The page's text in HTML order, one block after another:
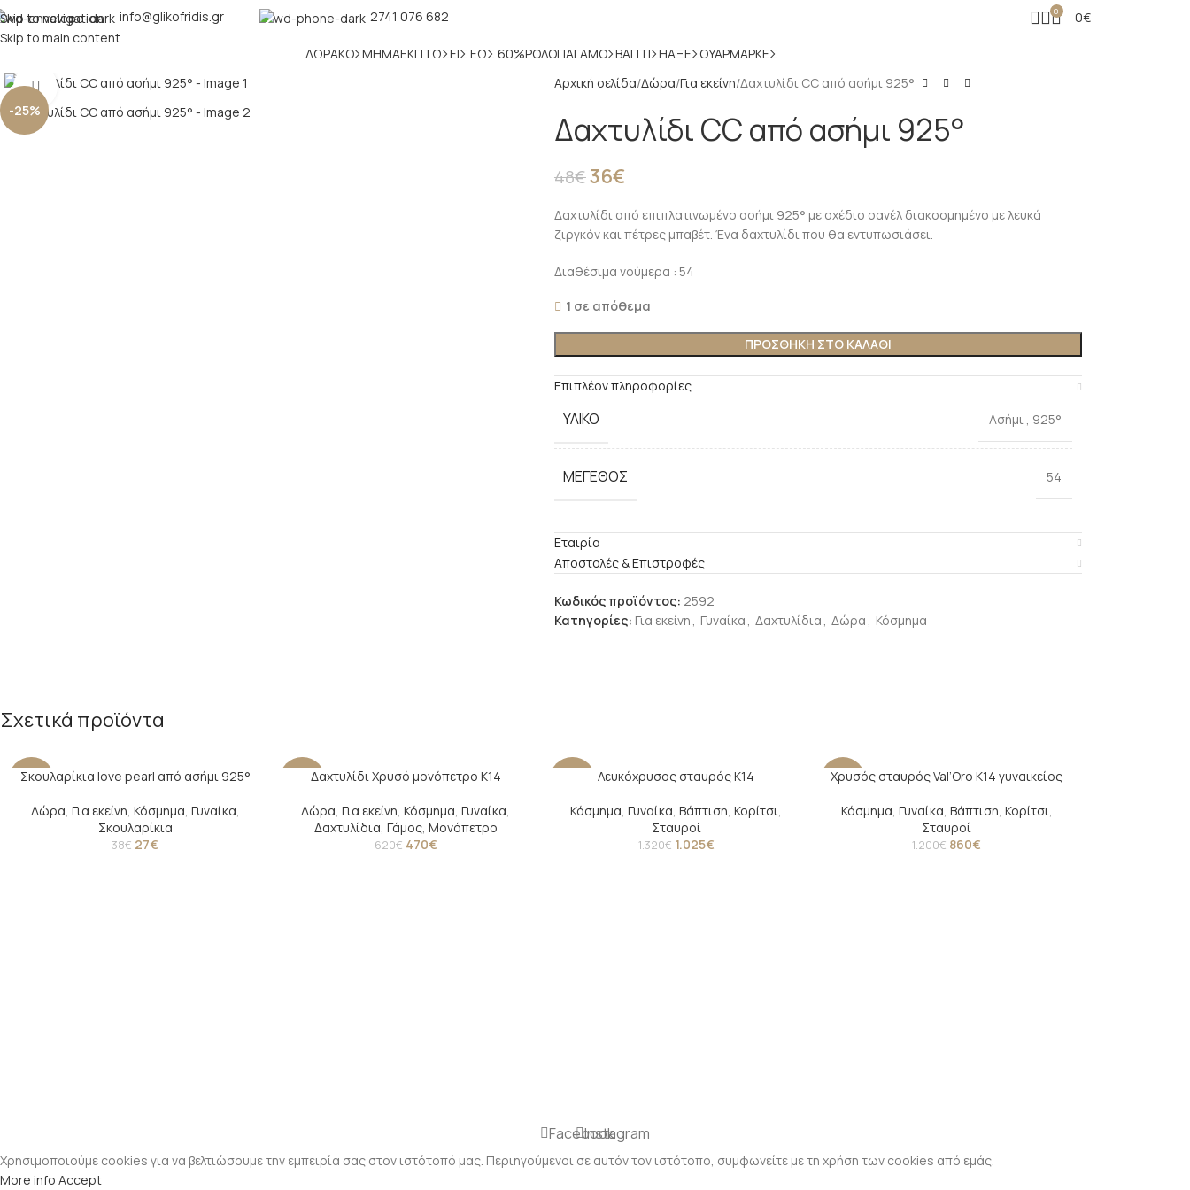
Skip to navigation
Skip to main content
info@glikofridis.gr 2741 076 682 0 0€
ΔΏΡΑΚΌΣΜΗΜΑΕΚΠΤΏΣΕΙΣ ΈΩΣ 60%ΡΟΛΌΓΙΑΓΆΜΟΣΒΆΠΤΙΣΗΑΞΕΣΟΥΆΡΜΑΡΚΕΣ
-25%
Click to enlarge Αρχική σελίδα Δώρα Για εκείνη Δαχτυλίδι CC από ασήμι 925°
Δαχτυλίδι CC από ασήμι 925°
48€36€
Δαχτυλίδι από επιπλατινωμένο ασήμι 925° με σχέδιο σανέλ διακοσμημένο με λευκά
ζιργκόν και πέτρες μπαβέτ. Ένα δαχτυλίδι που θα εντυπωσιάσει.
Διαθέσιμα νούμερα : 54
1 σε απόθεμα
ΠΡΟΣΘΉΚΗ ΣΤΟ ΚΑΛΆΘΙ
Επιπλέον πληροφορίες
ΥΛΙΚΌ Ασήμι , 925°
ΜΈΓΕΘΟΣ 54
Εταιρία
Αποστολές & Επιστροφές
Κωδικός προϊόντος: 2592
Κατηγορίες: Για εκείνη , Γυναίκα , Δαχτυλίδια , Δώρα , Κόσμημα
Σχετικά προϊόντα
-29%
Σκουλαρίκια love pearl από ασήμι 925°
Δώρα, Για εκείνη, Κόσμημα, Γυναίκα,
Σκουλαρίκια
38€ 27€
-24%Δαχτυλίδι Χρυσό μονόπετρο Κ14
Δώρα,Για εκείνη,Κόσμημα,Γυναίκα,
Δαχτυλίδια, Γάμος, Μονόπετρο
620€ 470€
Λευκόχρυσος σταυρός Κ14
Κόσμημα,Γυναίκα,Βάπτιση,Κορίτσι,
Σταυροί
1.320€ 1.025€
-28%
Χρυσός σταυρός Val’Oro Κ14 γυναικείος
Κόσμημα, Γυναίκα, Βάπτιση, Κορίτσι,
Σταυροί
1.200€ 860€
FacebookInstagram
Χρησιμοποιούμε cookies για να βελτιώσουμε την εμπειρία σας στον ιστότοπό μας. Περιηγούμενοι σε αυτόν τον ιστότοπο, συμφωνείτε με τη χρήση των cookies από εμάς.
More info Accept